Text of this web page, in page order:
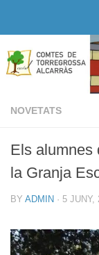
NOVETATS
Els alumnes
la Granja
BY ADMIN · 5 JUNY,